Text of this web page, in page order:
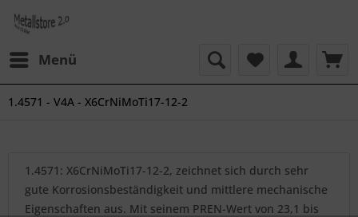
Menü
1.4571 - V4A - X6CrNiMoTi17-12-2
1.4571: X6CrNiMoTi17-12-2, zeichnet sich durch sehr
gute Korrosionsbeständigkeit und mittlere mechanische
Eigenschaften aus. Mit seinem PREN-Wert von 23,1 bis